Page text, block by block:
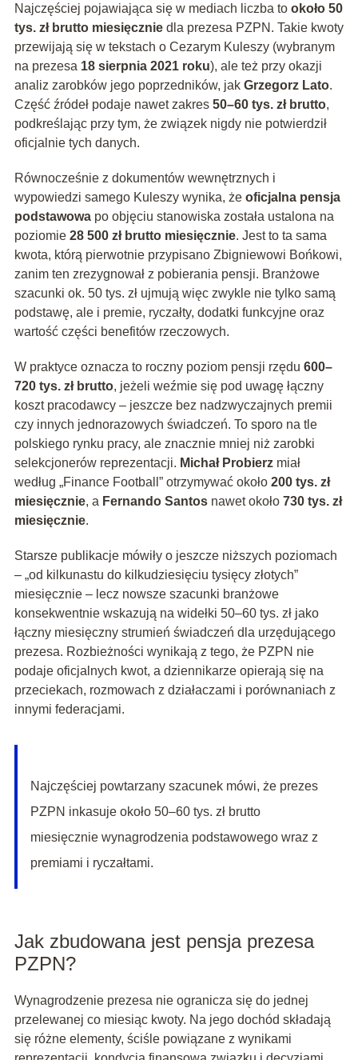
Najczęściej pojawiająca się w mediach liczba to około 50
tys. zł brutto miesięczniedla prezesa PZPN. Takie kwoty
przewijają się w tekstach o Cezarym Kuleszy (wybranym
na prezesa 18 sierpnia 2021 roku), ale też przy okazji
analiz zarobków jego poprzedników, jak Grzegorz Lato.
Część źródeł podaje nawet zakres 50–60 tys. zł brutto,
podkreślając przy tym, że związek nigdy nie potwierdził
oficjalnie tych danych.
Równocześnie z dokumentów wewnętrznych i
wypowiedzi samego Kuleszy wynika, że oficjalna pensja
podstawowapo objęciu stanowiska została ustalona na
poziomie 28 500 zł brutto miesięcznie. Jest to ta sama
kwota, którą pierwotnie przypisano Zbigniewowi Bońkowi,
zanim ten zrezygnował z pobierania pensji. Branżowe
szacunki ok. 50 tys. zł ujmują więc zwykle nie tylko samą
podstawę, ale i premie, ryczałty, dodatki funkcyjne oraz
wartość części benefitów rzeczowych.
W praktyce oznacza to roczny poziom pensji rzędu 600–
720 tys. zł brutto, jeżeli weźmie się pod uwagę łączny
koszt pracodawcy – jeszcze bez nadzwyczajnych premii
czy innych jednorazowych świadczeń. To sporo na tle
polskiego rynku pracy, ale znacznie mniej niż zarobki
selekcjonerów reprezentacji. Michał Probierzmiał
według „Finance Football” otrzymywać około 200 tys. zł
miesięcznie, a Fernando Santosnawet około 730 tys. zł
miesięcznie.
Starsze publikacje mówiły o jeszcze niższych poziomach
– „od kilkunastu do kilkudziesięciu tysięcy złotych”
miesięcznie – lecz nowsze szacunki branżowe
konsekwentnie wskazują na widełki 50–60 tys. zł jako
łączny miesięczny strumień świadczeń dla urzędującego
prezesa. Rozbieżności wynikają z tego, że PZPN nie
podaje oficjalnych kwot, a dziennikarze opierają się na
przeciekach, rozmowach z działaczami i porównaniach z
innymi federacjami.
Najczęściej powtarzany szacunek mówi, że prezes
PZPN inkasuje około 50–60 tys. zł brutto
miesięcznie wynagrodzenia podstawowego wraz z
premiami i ryczałtami.
Jak zbudowana jest pensja prezesa
PZPN?
Wynagrodzenie prezesa nie ogranicza się do jednej
przelewanej co miesiąc kwoty. Na jego dochód składają
się różne elementy, ściśle powiązane z wynikami